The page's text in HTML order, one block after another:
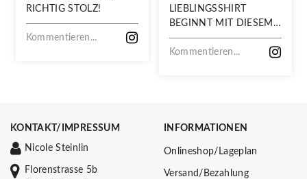
RICHTIG STOLZ!
Kommentieren...
LIEBLINGSSHIRT
BEGINNT MIT DIESEM
STOFF
Kommentieren...
KONTAKT/IMPRESSUM
Nicole Steinlin
Florenstrasse 5b
INFORMATIONEN
Onlineshop/Lageplan
Versand/Bezahlung